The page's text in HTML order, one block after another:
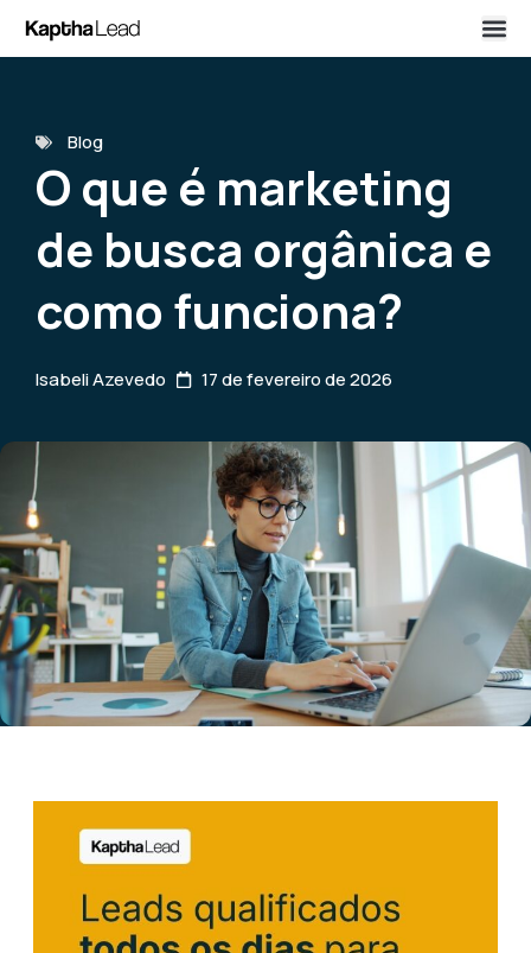
Blog
O que é marketing
de busca orgânica e
como funciona?
Isabeli Azevedo 17 de fevereiro de 2026